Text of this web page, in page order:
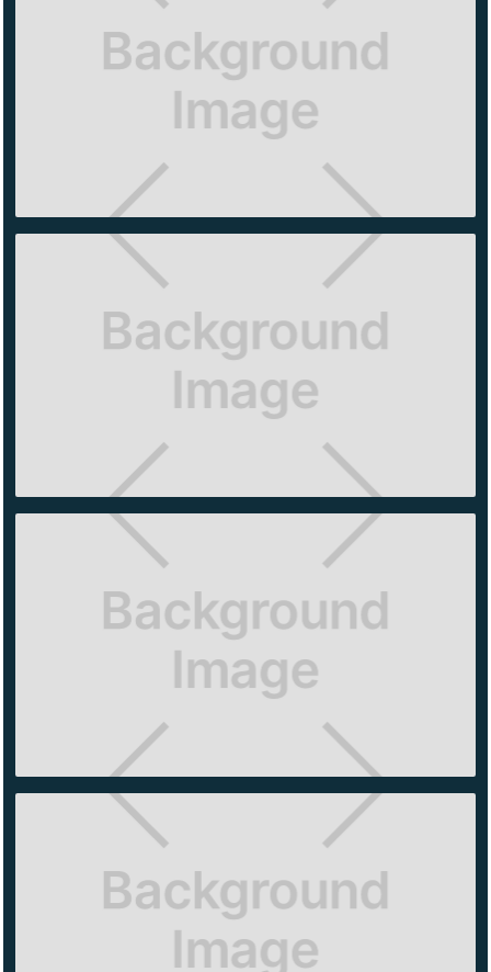
LERMA
BROOKS
SANTA FE
COACH
FE
CHICOS
SUR